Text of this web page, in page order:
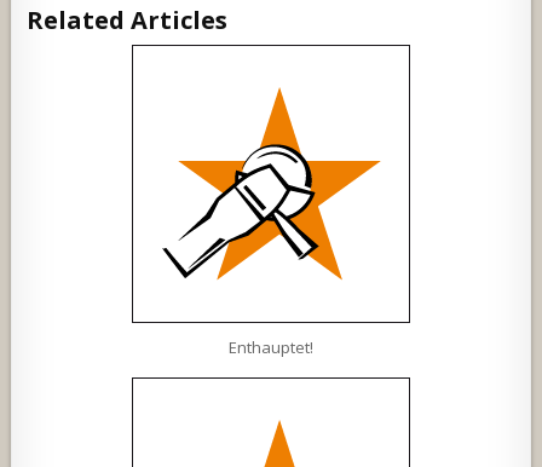
Related Articles
Enthauptet!